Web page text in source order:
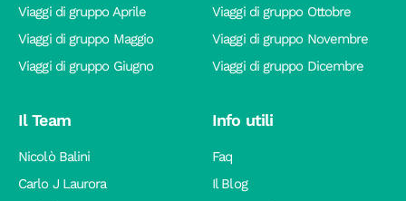
Viaggi di gruppo Aprile
Viaggi di gruppo Maggio
Viaggi di gruppo Giugno
Viaggi di gruppo Ottobre
Viaggi di gruppo Novembre
Viaggi di gruppo Dicembre
Il Team
Nicolò Balini
Carlo J Laurora
Info utili
Faq
Il Blog